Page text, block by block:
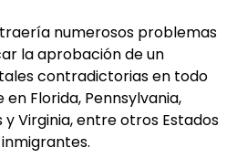
numerosos problemas
la aprobación de un
contradictorias en todo
Florida, Pennsylvania,
y Virginia, entre otros Estados